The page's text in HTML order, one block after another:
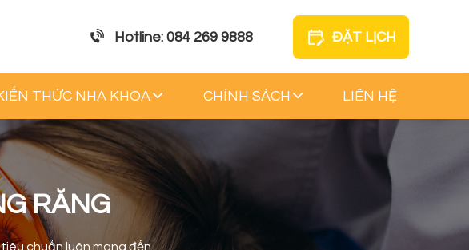
Hotline: 084 269 9888 ĐẶT LỊCH
THỨC NHA KHOA CHÍNH SÁCH LIÊN HỆ
RĂNG
chuẩn luôn mang đến